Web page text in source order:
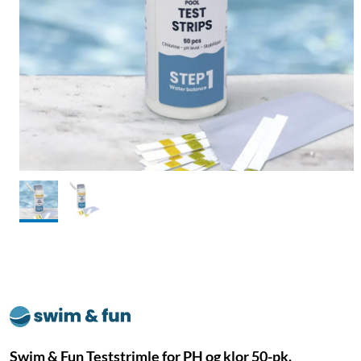
Swim & Fun Teststrimle for PH og klor 50-pk.